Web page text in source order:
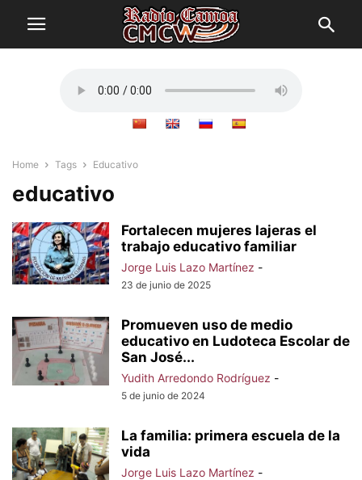
Home Tags Educativo
educativo
Fortalecen mujeres lajeras el
trabajo educativo familiar
Jorge Luis Lazo Martínez -
23 de junio de 2025
Promueven uso de medio
educativo en Ludoteca Escolar de
San José...
Yudith Arredondo Rodríguez -
5 de junio de 2024
La familia: primera escuela de la
vida
Jorge Luis Lazo Martínez -